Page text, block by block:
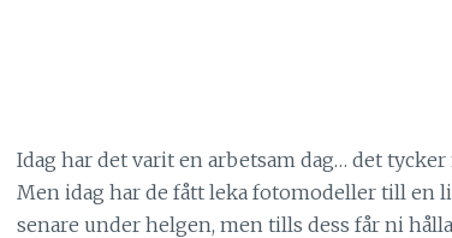
Idag har det varit en arbetsam dag… det
Men idag har de fått leka fotomodeller till en
senare under helgen, men tills dess får ni